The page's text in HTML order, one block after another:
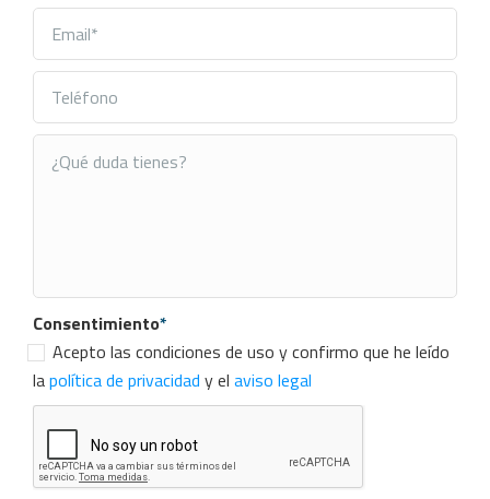
Consentimiento*
Acepto las condiciones de uso y confirmo que he leído
lapolítica de privacidad y el aviso legal